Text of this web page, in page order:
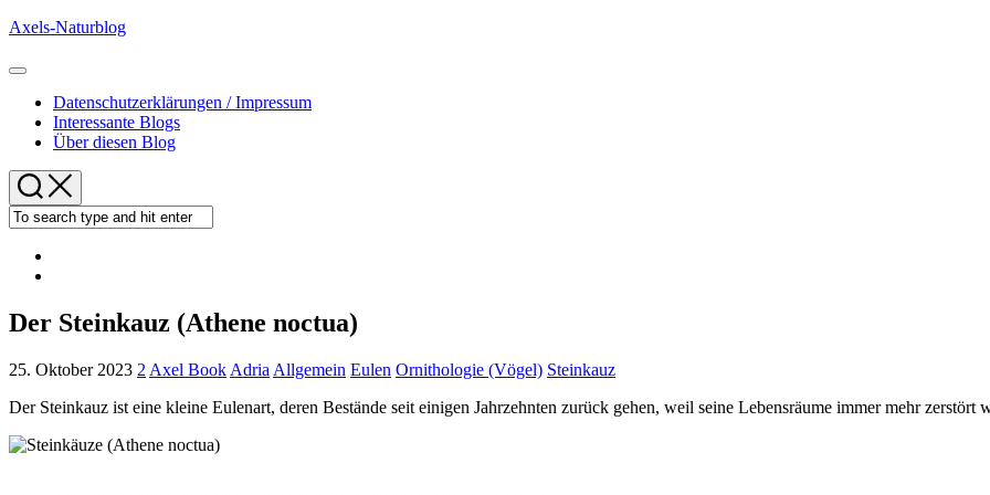
Skip
content
Axels-Naturblog
Expand
Datenschutzerklärungen / Impressum
Interessante Blogs
Über diesen Blog
Der Steinkauz (Athene noctua)
25. Oktober 2023 2 Axel Book Adria Allgemein Eulen Ornithologie (Vögel) Steinkauz
Der Steinkauz ist eine kleine Eulenart, deren Bestände seit einigen Jahrzehnten zurück gehen, weil seine Lebensräume immer mehr zerstört